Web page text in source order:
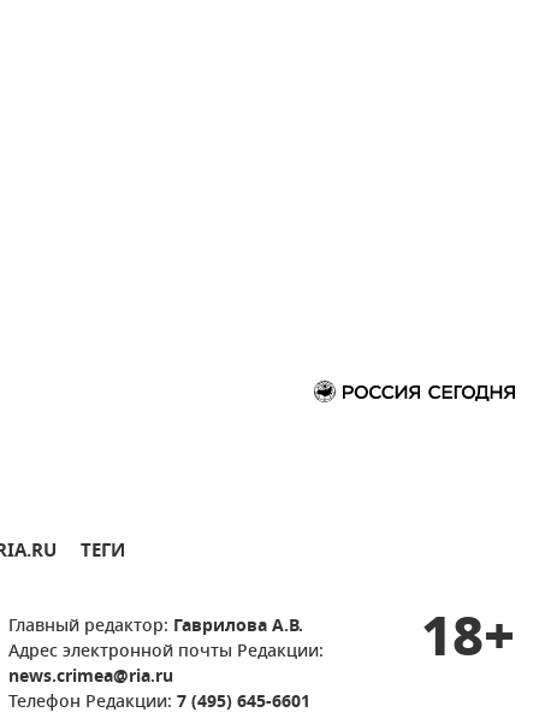
ТЕГИ
Главный редактор: Гаврилова А.В.
Адрес электронной почты Редакции:
news.crimea@ria.ru
Телефон Редакции: 7 (495) 645-6601
18+